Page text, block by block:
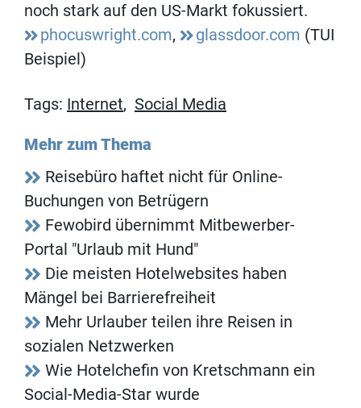
noch stark auf den US-Markt fokussiert.
phocuswright.com, glassdoor.com (TUI
Beispiel)
Tags: Internet, Social Media
Mehr zum Thema
Reisebüro haftet nicht für Online-
Buchungen von Betrügern
Fewobird übernimmt Mitbewerber-
Portal "Urlaub mit Hund"
Die meisten Hotelwebsites haben
Mängel bei Barrierefreiheit
Mehr Urlauber teilen ihre Reisen in
sozialen Netzwerken
Wie Hotelchefin von Kretschmann ein
Social-Media-Star wurde